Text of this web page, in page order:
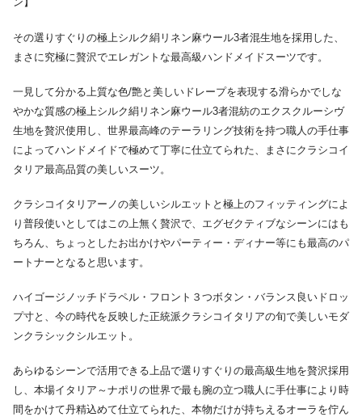
その選りすぐりの極上シルク絹リネン麻ウール3者混生地を採用した、
まさに究極に贅沢でエレガントな最高級ハンドメイドスーツです。
一見して分かる上質な色/艶と美しいドレープを表現する滑らかでしな
やかな質感の極上シルク絹リネン麻ウール3者混紡のエクスクルーシヴ
生地を贅沢使用し、世界最高峰のテーラリング技術を持つ職人の手仕事
によってハンドメイドで極めて丁寧に仕立てられた、まさにクラシコイ
タリア最高品質の美しいスーツ。
クラシコイタリアーノの美しいシルエットと極上のフィッティングによ
り普段使いとしてはこの上無く贅沢で、エグゼクティブなシーンにはも
ちろん、ちょっとしたお出かけやパーティー・ディナー等にも最高のパ
ートナーとなると思います。
ハイゴージノッチドラペル・フロント３つボタン・バランス良いドロッ
プ寸と、今の時代を反映した正統派クラシコイタリアの旬で美しいモダ
ンクラシックシルエット。
あらゆるシーンで活用できる上品で選りすぐりの最高級生地を贅沢採用
し、本場イタリア～ナポリの世界で最も腕の立つ職人に手仕事により時
間をかけて丹精込めて仕立てられた、本物だけが持ちえるオーラを佇ん